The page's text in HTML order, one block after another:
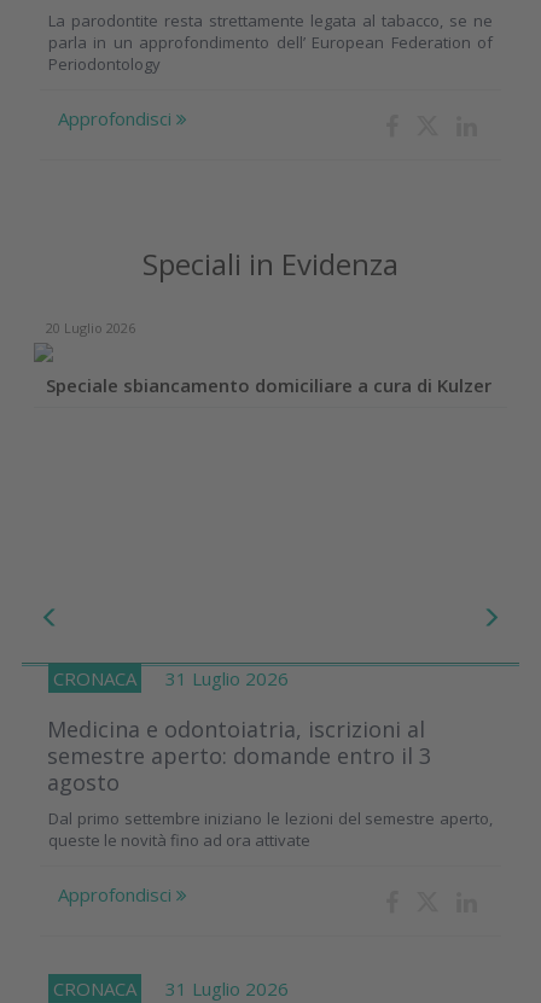
La parodontite resta strettamente legata al tabacco, se ne
parla in un approfondimento dell’ European Federation of
Periodontology
Approfondisci
Speciali in Evidenza
20 Luglio 2026
Speciale sbiancamento domiciliare a cura di Kulzer
CRONACA 31 Luglio 2026
Medicina e odontoiatria, iscrizioni al
semestre aperto: domande entro il 3
agosto
Dal primo settembre iniziano le lezioni del semestre aperto,
queste le novità fino ad ora attivate
Approfondisci
CRONACA 31 Luglio 2026